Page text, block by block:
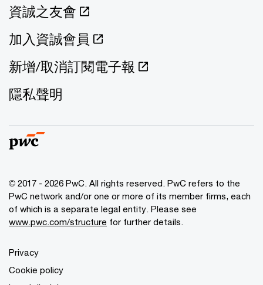
資誠之友會
加入資誠會員
新增/取消訂閱電子報
隱私聲明
© 2017 - 2026 PwC. All rights reserved. PwC refers to the
PwC network and/or one or more of its member firms, each
of which is a separate legal entity. Please see
www.pwc.com/structure for further details.
Privacy
Cookie policy